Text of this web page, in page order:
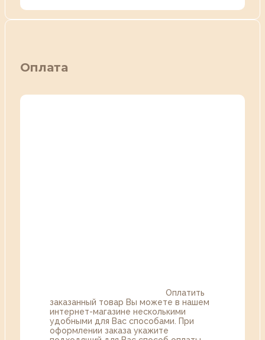
Оплата
Оплатить
заказанный товар Вы можете в нашем
интернет-магазине несколькими
удобными для Вас способами. При
оформлении заказа укажите